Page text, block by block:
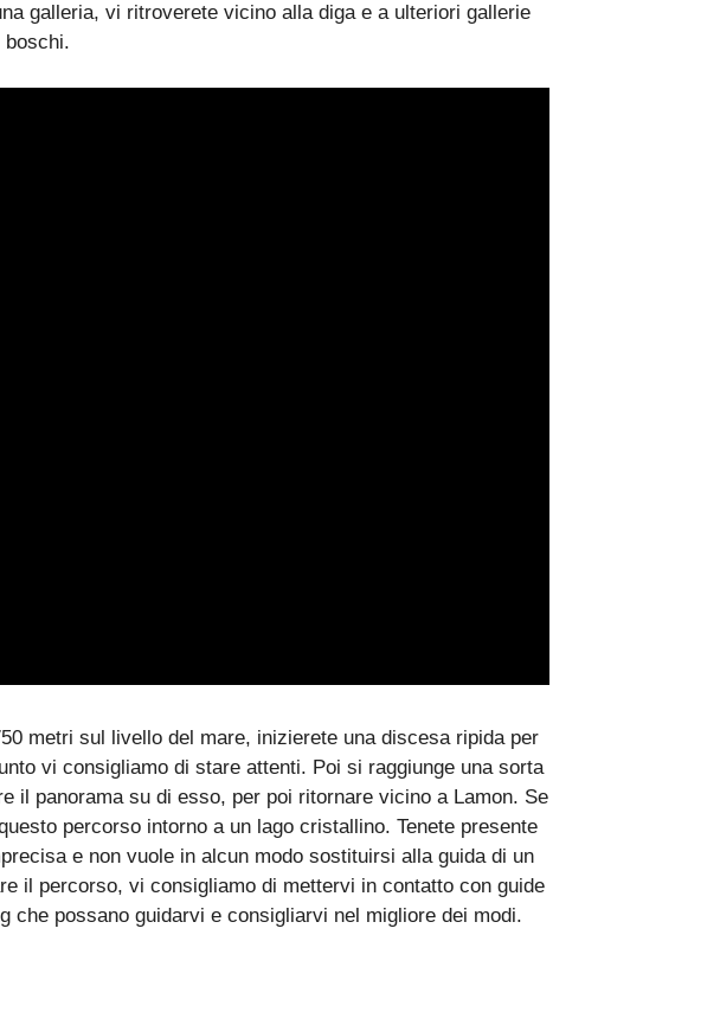
galleria, vi ritroverete vicino alla diga e a ulteriori gallerie
boschi.
metri sul livello del mare, inizierete una discesa ripida per
vi consigliamo di stare attenti. Poi si raggiunge una sorta
il panorama su di esso, per poi ritornare vicino a Lamon. Se
percorso intorno a un lago cristallino. Tenete presente
e non vuole in alcun modo sostituirsi alla guida di un
il percorso, vi consigliamo di mettervi in contatto con guide
che possano guidarvi e consigliarvi nel migliore dei modi.